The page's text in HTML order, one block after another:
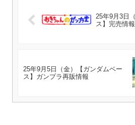
25年9月3日
ス】完売情報
25年9月5日（金）【ガンダムベー
ス】ガンプラ再販情報